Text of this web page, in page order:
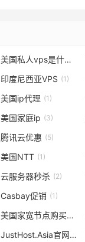
美国私人vps是什么
印度尼西亚VPS (1)
美国ip代理 (1)
美国家庭ip (3)
腾讯云优惠 (5)
美国NTT (1)
云服务器秒杀 (2)
Casbay促销 (1)
美国家宽节点购买
JustHost.Asia官网